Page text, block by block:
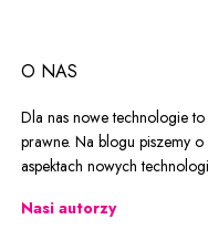
O NAS
Dla nas nowe technologie
prawne. Na blogu piszemy
aspektach nowych
Nasi autorzy